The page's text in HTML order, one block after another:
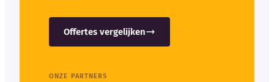
Offertes vergelijken
ONZE PARTNERS